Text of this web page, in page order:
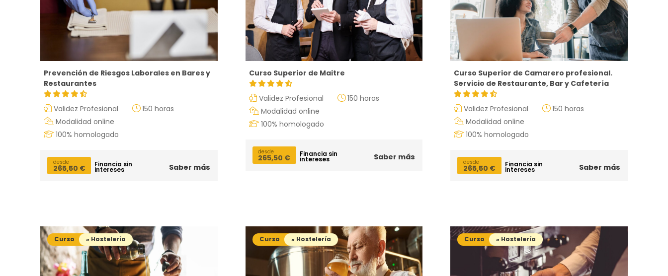
Prevención de Riesgos Laborales en Bares y
Restaurantes
Validez Profesional
150 horas
Modalidad online
100% homologado
desde
265,50 € Financia sin
intereses Saber más
Curso Superior de Maitre
Validez Profesional
150 horas
Modalidad online
100% homologado
desde
265,50 € Financia sin
intereses Saber más
Curso Superior de Camarero profesional.
Servicio de Restaurante, Bar y Cafetería
Validez Profesional
150 horas
Modalidad online
100% homologado
desde
265,50 € Financia sin
intereses Saber más
Curso » Hostelería Curso » Hostelería Curso » Hostelería